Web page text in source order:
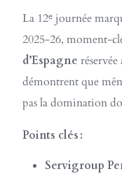
La 12ᵉ journée
2025-26, moment-
d’Espagne
démontrent que
pas la domination
Points clés :
Servigroup